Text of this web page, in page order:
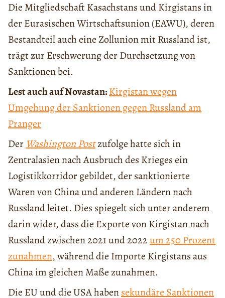
Die Mitgliedschaft Kasachstans und Kirgistans in
der Eurasischen Wirtschaftsunion (EAWU), deren
Bestandteil auch eine Zollunion mit Russland ist,
trägt zur Erschwerung der Durchsetzung von
Sanktionen bei.
Lest auch auf Novastan:Kirgistan wegen
Umgehung der Sanktionen gegen Russland am
Pranger
Der Washington Postzufolge hatte sich in
Zentralasien nach Ausbruch des Krieges ein
Logistikkorridor gebildet, der sanktionierte
Waren von China und anderen Ländern nach
Russland leitet. Dies spiegelt sich unter anderem
darin wider, dass die Exporte von Kirgistan nach
Russland zwischen 2021 und 2022um 250 Prozent
zunahmen, während die Importe Kirgistans aus
China im gleichen Maße zunahmen.
Die EU und die USA habensekundäre Sanktionen